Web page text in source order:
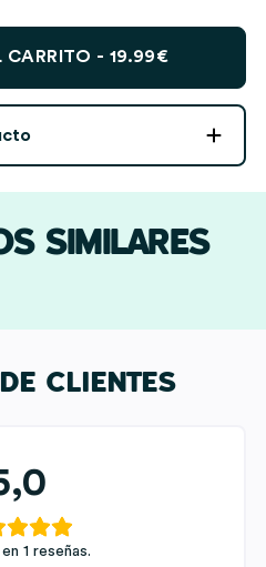
CARRITO - 19.99€
SIMILARES
CLIENTES
1 reseñas.